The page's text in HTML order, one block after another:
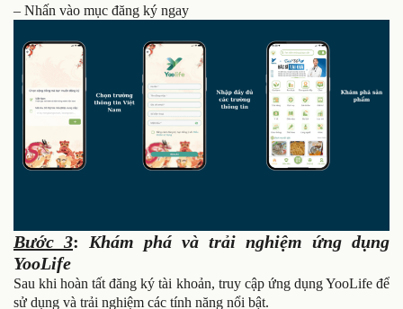
– Nhấn vào mục đăng ký ngay
Bước 3: Khám phá và trải nghiệm ứng dụng
YooLife
Sau khi hoàn tất đăng ký tài khoản, truy cập ứng dụng YooLife để
sử dụng và trải nghiệm các tính năng nổi bật.